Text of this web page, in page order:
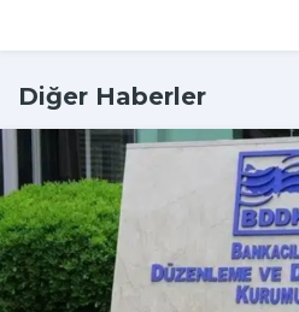
Diğer Haberler